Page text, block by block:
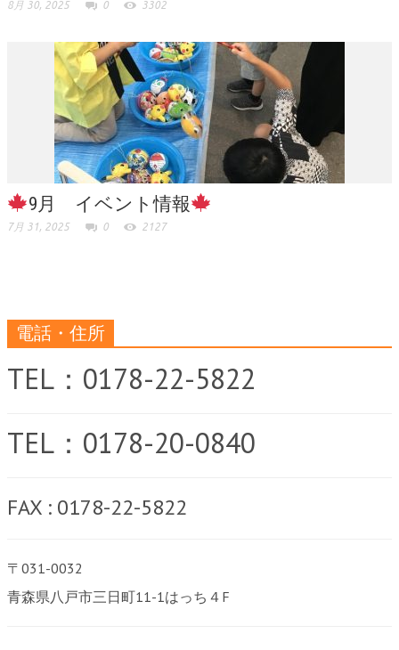
8月 30, 2025 0 3302
9月 イベント情報
7月 31, 2025 0 2127
電話・住所
TEL：0178-22-5822
TEL：0178-20-0840
FAX : 0178-22-5822
〒031-0032
青森県八戸市三日町11-1はっち４F